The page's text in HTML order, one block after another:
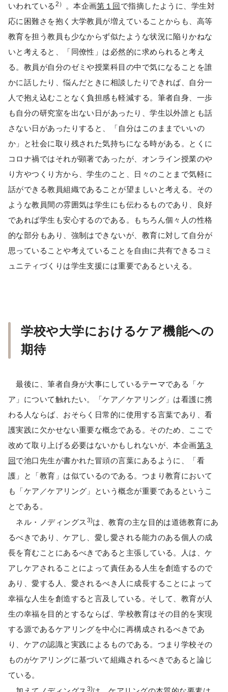
いわれている 2） 。本企画第１回で指摘したように、学生対
応に困難さを抱く大学教員が増えていることからも、高等
教育を担う教員も少なからず似たような状況に陥りかねな
いと考えると、「同僚性」は必然的に求められると考え
る。教員が自分のゼミや授業科目の中で気になることを誰
かに話したり、悩んだときに相談したりできれば、自分一
人で抱え込むことなく負担感も軽減する。筆者自身、一歩
も自分の研究室を出ない日があったり、学生以外誰とも話
さない日があったりすると、「自分はこのままでいいの
か」と社会に取り残された気持ちになる時がある。とくに
コロナ禍ではそれが顕著であったが、オンライン授業のや
り方やつくり方から、学生のこと、日々のことまで気軽に
話ができる教員組織であることが望ましいと考える。その
ような教員間の雰囲気は学生にも伝わるものであり、良好
であれば学生も安心するのである。もちろん個々人の性格
的な部分もあり、強制はできないが、教育に対して自分が
思っていることや考えていることを自由に共有できるコミ
ュニティづくりは学生支援には重要であるといえる。
学校や大学におけるケア機能への
期待
最後に、筆者自身が大事にしているテーマである「ケ
ア」について触れたい。「ケア／ケアリング」は看護に携
わる人ならば、おそらく日常的に使用する言葉であり、看
護実践に欠かせない重要な概念である。そのため、ここで
改めて取り上げる必要はないかもしれないが、本企画第３
回で池口先生が書かれた冒頭の言葉にあるように、「看
護」と「教育」は似ているのである。つまり教育において
も「ケア／ケアリング」という概念が重要であるというこ
とである。
ネル・ノディングス 3)は、教育の主な目的は道徳教育にあ
るべきであり、ケアし、愛し愛される能力のある個人の成
長を育むことにあるべきであると主張している。人は、ケ
アしケアされることによって責任ある人生を創造するので
あり、愛する人、愛されるべき人に成長することによって
幸福な人生を創造すると言及している。そして、教育が人
生の幸福を目的とするならば、学校教育はその目的を実現
する源であるケアリングを中心に再構成されるべきであ
り、ケアの認識と実践によるものである。つまり学校その
ものがケアリングに基づいて組織されるべきであると論じ
ている。
3)